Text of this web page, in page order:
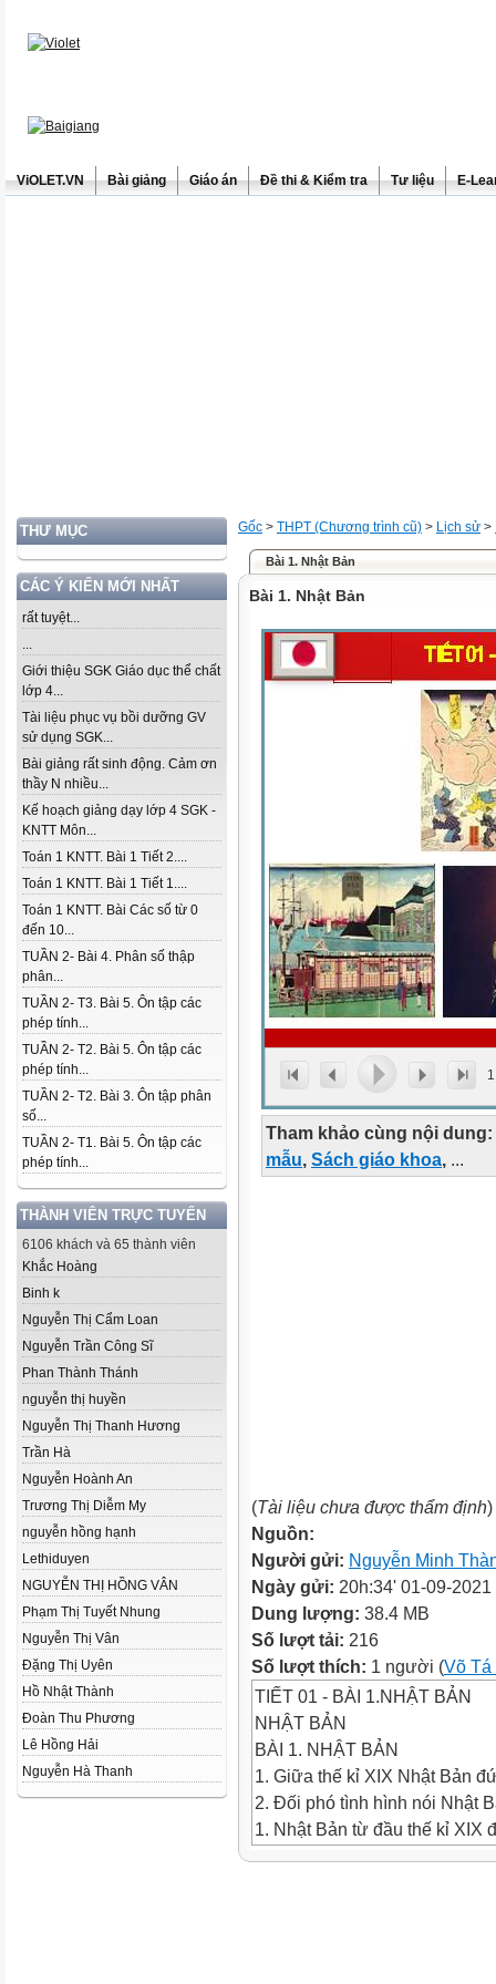
ViOLET.VN Bài giảng Giáo án Đề thi & Kiểm tra Tư liệu E-
THƯ MỤC
CÁC Ý KIẾN MỚI NHẤT
rất tuyệt...
...
Giới thiệu SGK Giáo dục thể chất
lớp 4...
Tài liệu phục vụ bồi dưỡng GV
sử dụng SGK...
Bài giảng rất sinh động. Cảm ơn
thầy N nhiều...
Kế hoạch giảng dạy lớp 4 SGK -
KNTT Môn...
Toán 1 KNTT. Bài 1 Tiết 2....
Toán 1 KNTT. Bài 1 Tiết 1....
Toán 1 KNTT. Bài Các số từ 0
đến 10...
TUẦN 2- Bài 4. Phân số thập
phân...
TUẦN 2- T3. Bài 5. Ôn tập các
phép tính...
TUẦN 2- T2. Bài 5. Ôn tập các
phép tính...
TUẦN 2- T2. Bài 3. Ôn tập phân
số...
TUẦN 2- T1. Bài 5. Ôn tập các
phép tính...
THÀNH VIÊN TRỰC TUYẾN
6106 khách và 65 thành viên
Khắc Hoàng
Binh k
Nguyễn Thị Cẩm Loan
Nguyễn Trần Công Sĩ
Phan Thành Thánh
nguyễn thị huyền
Nguyễn Thị Thanh Hương
Trần Hà
Nguyễn Hoành An
Trương Thị Diễm My
nguyễn hồng hạnh
Lethiduyen
NGUYỄN THỊ HỒNG VÂN
Phạm Thị Tuyết Nhung
Nguyễn Thị Vân
Đặng Thị Uyên
Hồ Nhật Thành
Đoàn Thu Phương
Lê Hồng Hải
Nguyễn Hà Thanh
Gốc > THPT (Chương trình cũ) > Lịch sử >
Bài 1. Nhật Bản
Bài 1. Nhật Bản
1
Tham khảo cùng nội dung:
mẫu, Sách giáo khoa, ...
(Tài liệu chưa được thẩm định)
Nguồn:
Người gửi: Nguyễn Minh
Ngày gửi: 20h:34' 01-09-2021
Dung lượng: 38.4 MB
Số lượt tải: 216
Số lượt thích: 1 người (Võ Tá
TIẾT 01 - BÀI 1.NHẬT BẢN
NHẬT BẢN
BÀI 1. NHẬT BẢN
1. Giữa thế kỉ XIX Nhật Bản
2. Đối phó tình hình nói Nhật
1. Nhật Bản từ đầu thế kỉ XIX